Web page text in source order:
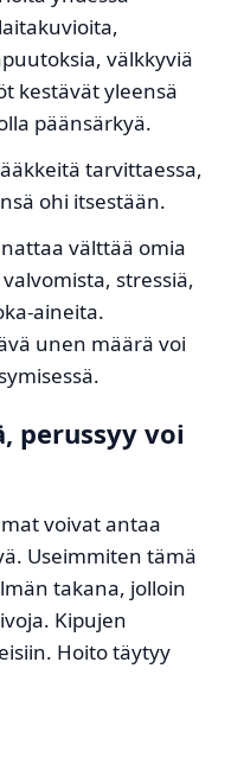
välkkyviä
kestävät yleensä
päänsärkyä.
tarvittaessa,
ohi itsestään.
välttää omia
stressiä,
aineita.
unen määrä voi
perussyy voi
voivat antaa
Useimmiten tämä
takana, jolloin
Kipujen
Hoito täytyy